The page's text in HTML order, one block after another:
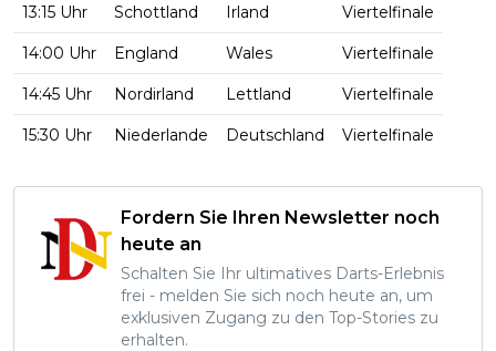
13:15 Uhr Schottland Irland Viertelfinale
14:00 Uhr England Wales Viertelfinale
14:45 Uhr Nordirland Lettland Viertelfinale
15:30 Uhr Niederlande Deutschland Viertelfinale
Fordern Sie Ihren Newsletter noch
heute an
Schalten Sie Ihr ultimatives Darts-Erlebnis
frei - melden Sie sich noch heute an, um
exklusiven Zugang zu den Top-Stories zu
erhalten.